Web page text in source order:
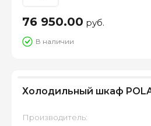
76 950.00 руб.
В наличии
Холодильный шкаф
Производитель: